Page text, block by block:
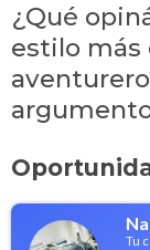
¿Qué
estilo más
Tu